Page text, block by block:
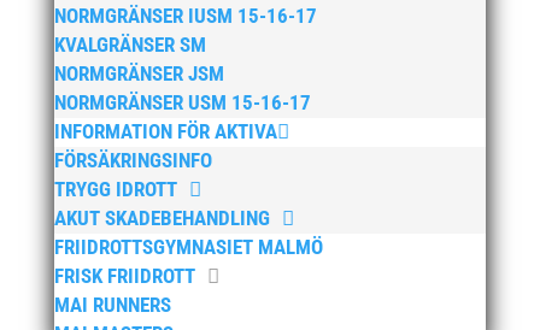
NORMGRÄNSER IUSM 15-16-17
KVALGRÄNSER SM
NORMGRÄNSER JSM
NORMGRÄNSER USM 15-16-17
INFORMATION FÖR AKTIVA
FÖRSÄKRINGSINFO
TRYGG IDROTT
AKUT SKADEBEHANDLING
FRIIDROTTSGYMNASIET MALMÖ
FRISK FRIIDROTT
MAI RUNNERS
april 2024
mars 2024
februari 2024
januari 2024
december 2023
maj 2023
april 2023
januari 2023
november 2022